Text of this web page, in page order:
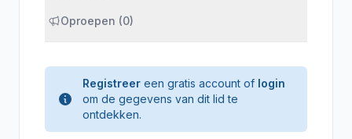
Oproepen (0)
Registreer een gratis account of login
om de gegevens van dit lid te
ontdekken.